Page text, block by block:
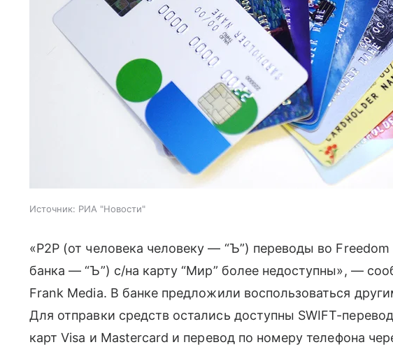
Источник: РИА "Новости"
«Р2Р (от человека человеку — “Ъ”) переводы во
банка — “Ъ”) с/на карту “Мир” более недоступны», —
Frank Media. В банке предложили воспользоваться
Для отправки средств остались доступны SWIFT-
карт Visa и Mastercard и перевод по номеру телефона